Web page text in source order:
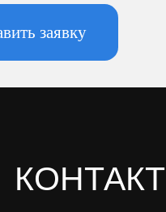
округ
пл. Конституции, д.
А, помещ. 135-Н офис А-1,
Точка"